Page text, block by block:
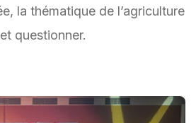
la thématique de l’agriculture
questionner.